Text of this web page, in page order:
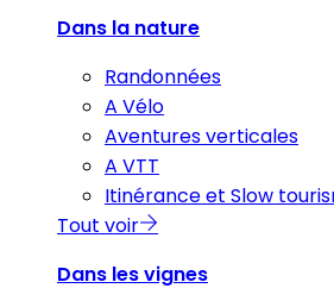
Dans la nature
Randonnées
A Vélo
Aventures verticales
A VTT
Itinérance et Slow
Tout voir
Dans les vignes